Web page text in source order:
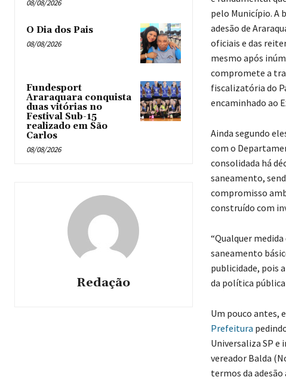
08/08/2026
O Dia dos Pais
08/08/2026
Fundesport
Araraquara conquista
duas vitórias no
Festival Sub-15
realizado em São
Carlos
08/08/2026
Redação
pelo Município. A
adesão de
oficiais e das
mesmo após
compromete a
fiscalizatória do
encaminhado ao
Ainda segundo
com o
consolidada há
saneamento,
compromisso
construído com
“Qualquer
saneamento
publicidade, pois
da política pública
Um pouco antes,
Prefeitura
Universaliza SP e
vereador Balda
termos da